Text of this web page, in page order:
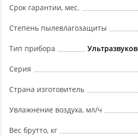
Срок гарантии, мес.
Степень пылевлагозащиты
Тип прибора
Серия
Страна изготовитель
Увлажнение воздуха, мл/ч
Вес брутто, кг